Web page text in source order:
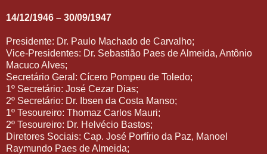
14/12/1946 – 30/09/1947
Presidente: Dr. Paulo Machado de Carvalho;
Vice-Presidentes: Dr. Sebastião Paes de Almeida, Antônio
Macuco Alves;
Secretário Geral: Cícero Pompeu de Toledo;
1º Secretário: José Cezar Dias;
2º Secretário: Dr. Ibsen da Costa Manso;
1º Tesoureiro: Thomaz Carlos Mauri;
2º Tesoureiro: Dr. Helvécio Bastos;
Diretores Sociais: Cap. José Porfírio da Paz, Manoel
Raymundo Paes de Almeida;